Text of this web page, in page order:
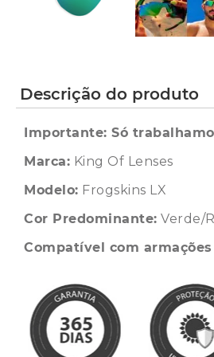
Descrição do produto
Importante: Só
Marca: King Of Lenses
Modelo: Frogskins LX
Cor Predominante: Verde/
Compatível com